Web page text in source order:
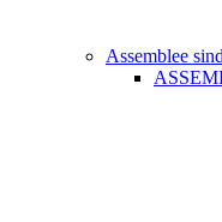
Assemblee